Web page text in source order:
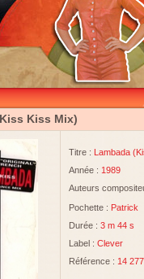
Kiss Mix)
Titre : Lambada
Année : 1989
Auteurs
Pochette : Patrick
Durée : 3 m 44 s
Label : Clever
Référence : 14